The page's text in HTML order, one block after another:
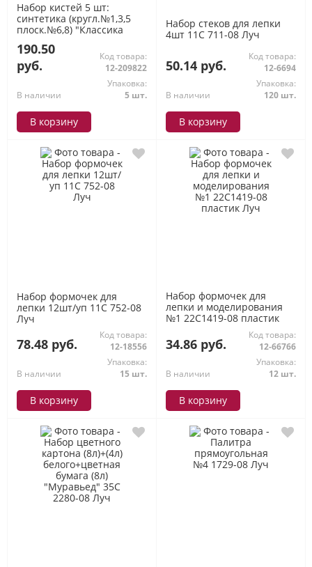
Набор кистей 5 шт:
синтетика (кругл.№1,3,5
плоск.№6,8) "Классика
190.50
руб.
Код товара:
12-209822
В наличии
Упаковка:
5 шт.
В корзину
Набор стеков для лепки
4шт 11С 711-08 Луч
50.14 руб.
Код товара:
12-6694
В наличии
Упаковка:
120 шт.
В корзину
Набор формочек для
лепки 12шт/уп 11С 752-08
Луч
78.48 руб.
Код товара:
12-18556
В наличии
Упаковка:
15 шт.
В корзину
Набор формочек для
лепки и моделирования
№1 22С1419-08 пластик
34.86 руб.
Код товара:
12-66766
В наличии
Упаковка:
12 шт.
В корзину